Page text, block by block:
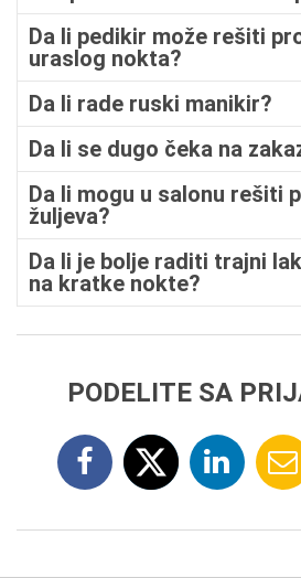
Da li pedikir može rešiti
uraslog nokta?
Da li rade ruski manikir?
Da li se dugo čeka na
Da li mogu u salonu rešiti
žuljeva?
Da li je bolje raditi trajni
na kratke nokte?
PODELITE SA